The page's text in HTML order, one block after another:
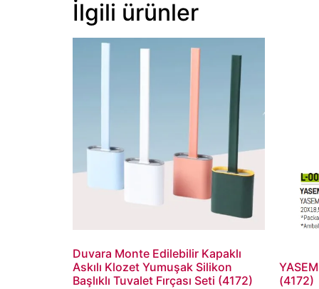
İlgili ürünler
Duvara Monte Edilebilir Kapaklı
Askılı Klozet Yumuşak Silikon
Başlıklı Tuvalet Fırçası Seti (4172)
(4172)